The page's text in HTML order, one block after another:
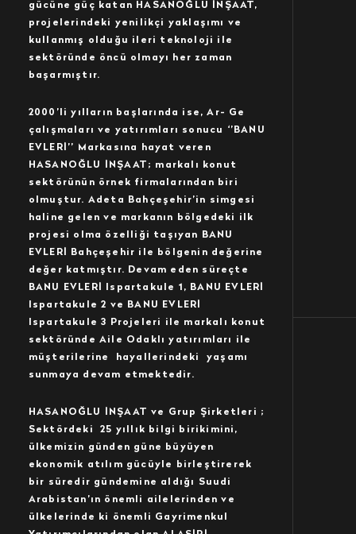
gücüne güç katan HASANOĞLU İNŞAAT,
projelerindeki yenilikçi yaklaşımı ve
kullanmış olduğu ileri teknoloji ile
sektöründe öncü olmayı her zaman
başarmıştır.
2000’li yılların başlarında ise, Ar- Ge
çalışmaları ve yatırımları sonucu ‘’BANU
EVLERİ’’ Markasına hayat veren
HASANOĞLU İNŞAAT; markalı konut
sektörünün örnek firmalarından biri
olmuştur. Adeta Bahçeşehir’in simgesi
haline gelen ve markanın bölgedeki ilk
projesi olma özelliği taşıyan BANU
EVLERİ Bahçeşehir ile bölgenin değerine
değer katmıştır. Devam eden süreçte
BANU EVLERİ Ispartakule 1, BANU EVLERİ
Ispartakule 2 ve BANU EVLERİ
Ispartakule 3 Projeleri ile markalı konut
sektöründe Aile Odaklı yatırımları ile
müşterilerine hayallerindeki yaşamı
sunmaya devam etmektedir.
HASANOĞLU İNŞAAT ve Grup Şirketleri ;
Sektördeki 25 yıllık bilgi birikimini,
ülkemizin günden güne büyüyen
ekonomik atılım gücüyle birleştirerek
bir süredir gündemine aldığı
Suudi
Arabistan’ın önemli ailelerinden ve
ülkelerinde ki önemli Gayrimenkul